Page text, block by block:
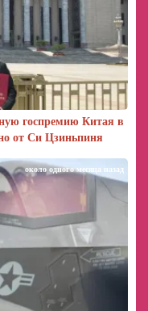
госпремию Китая в
от Си Цзиньпиня
около одного месяца назад